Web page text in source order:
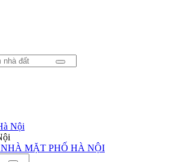
NHÀ MẶT PHỐ HÀ NỘI